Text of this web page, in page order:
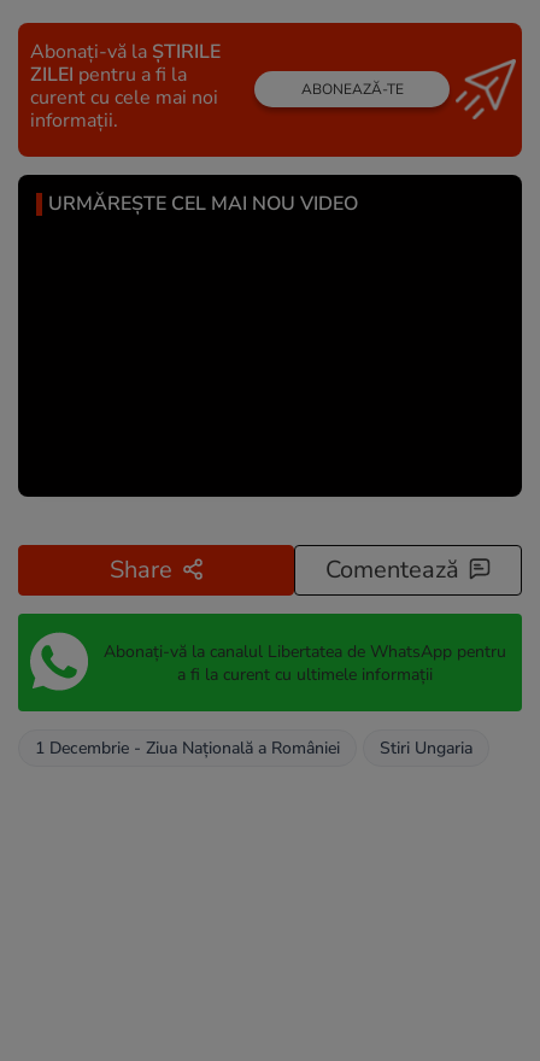
Abonați-vă la ȘTIRILE
ZILEI pentru a fi la
curent cu cele mai noi
informații.
ABONEAZĂ-TE
URMĂREȘTE CEL MAI NOU VIDEO
Share Comentează
Abonați-vă la canalul Libertatea de WhatsApp pentru
a fi la curent cu ultimele informații
1 Decembrie - Ziua Națională a României Stiri Ungaria